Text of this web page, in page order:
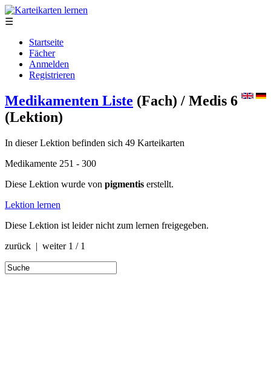
☰
Startseite
Fächer
Anmelden
Registrieren
Medikamenten Liste (Fach) / Medis 6
(Lektion)
In dieser Lektion befinden sich 49 Karteikarten
Medikamente 251 - 300
Diese Lektion wurde von pigmentis erstellt.
Lektion lernen
Diese Lektion ist leider nicht zum lernen freigegeben.
zurück | weiter 1 / 1